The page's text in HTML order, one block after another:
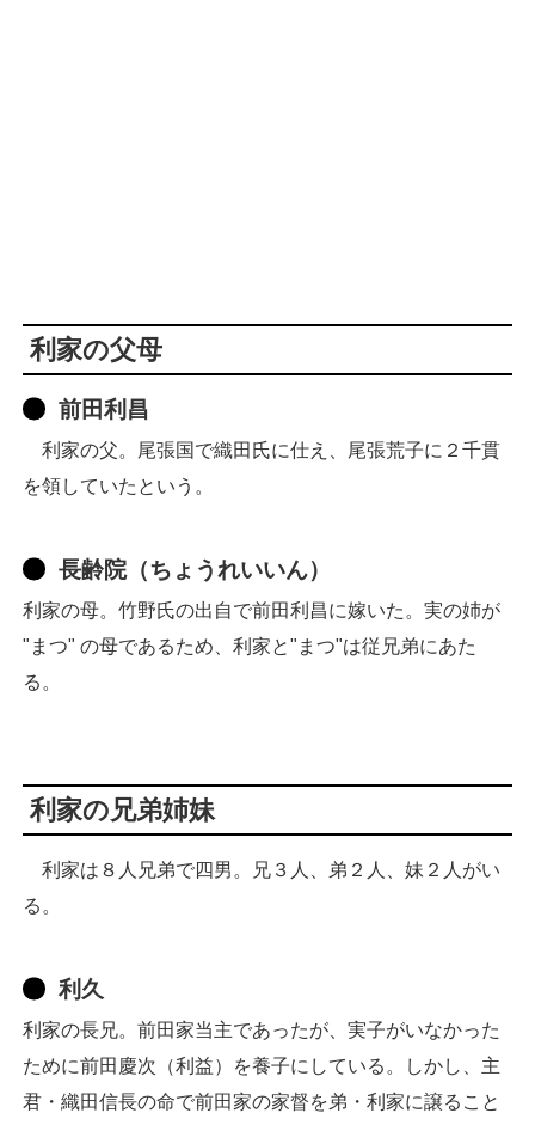
利家の父母
前田利昌
利家の父。尾張国で織田氏に仕え、尾張荒子に２千貫
を領していたという。
長齢院（ちょうれいいん）
利家の母。竹野氏の出自で前田利昌に嫁いた。実の姉が
"まつ" の母であるため、利家と"まつ"は従兄弟にあた
る。
利家の兄弟姉妹
利家は８人兄弟で四男。兄３人、弟２人、妹２人がい
る。
利久
利家の長兄。前田家当主であったが、実子がいなかった
ために前田慶次（利益）を養子にしている。しかし、主
君・織田信長の命で前田家の家督を弟・利家に譲ること